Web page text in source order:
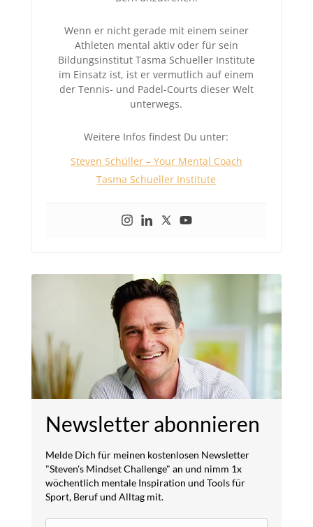
Wenn er nicht gerade mit einem seiner
Athleten mental aktiv oder für sein
Bildungsinstitut Tasma Schueller Institute
im Einsatz ist, ist er vermutlich auf einem
der Tennis- und Padel-Courts dieser Welt
unterwegs.
Weitere Infos findest Du unter:
Steven Schüller – Your Mental Coach
Tasma Schueller Institute
Newsletter abonnieren
Melde Dich für meinen kostenlosen Newsletter
"Steven's Mindset Challenge" an und nimm 1x
wöchentlich mentale Inspiration und Tools für
Sport, Beruf und Alltag mit.